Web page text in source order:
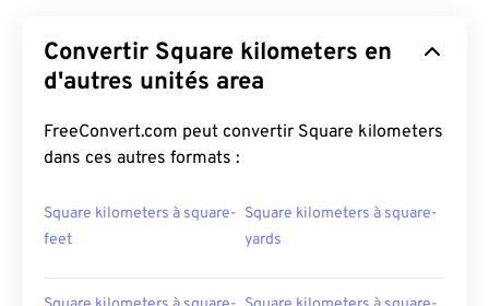
Convertir Square kilometers en
d'autres unités area
FreeConvert.com peut convertir Square kilometers
dans ces autres formats :
Square kilometers à square-
feet
Square kilometers à square-
yards